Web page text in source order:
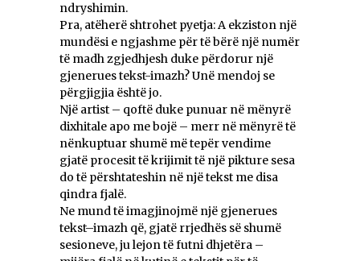
ndryshimin.
Pra, atëherë shtrohet pyetja: A ekziston një
mundësi e ngjashme për të bërë një numër
të madh zgjedhjesh duke përdorur një
gjenerues tekst-imazh? Unë mendoj se
përgjigjia është jo.
Një artist – qoftë duke punuar në mënyrë
dixhitale apo me bojë – merr në mënyrë të
nënkuptuar shumë më tepër vendime
gjatë procesit të krijimit të një pikture sesa
do të përshtateshin në një tekst me disa
qindra fjalë.
Ne mund të imagjinojmë një gjenerues
tekst–imazh që, gjatë rrjedhës së shumë
sesioneve, ju lejon të futni dhjetëra –